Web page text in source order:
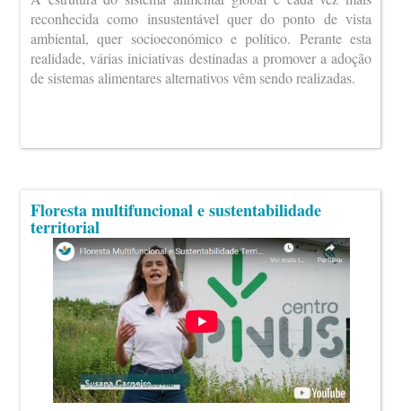
reconhecida como insustentável quer do ponto de vista
ambiental, quer socioeconómico e político. Perante esta
realidade, várias iniciativas destinadas a promover a adoção
de sistemas alimentares alternativos vêm sendo realizadas.
Floresta multifuncional e sustentabilidade
territorial